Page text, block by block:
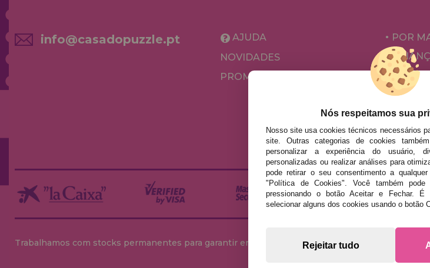
info@casadopuzzle.pt
AJUDA
NOVIDADES
PROMOÇÕES E OFERTAS
POR
PARA
POR
JOGOS
Trabalhamos com stocks permanentes para garantir entregas rápidas no território peninsular,
Nós respeitamos sua
Nosso site usa cookies técnicos necessários
site. Outras categorias de cookies
personalizar a experiência do usuário,
personalizadas ou realizar análises para
pode retirar o seu consentimento a
"Política de Cookies". Você também
pressionando o botão Aceitar e Fechar. É
selecionar alguns dos cookies usando o botão
Rejeitar tudo